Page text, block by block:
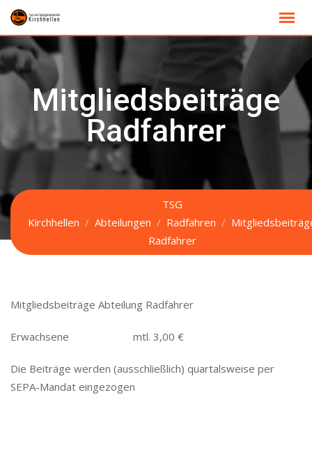
Skip
content
Mitgliedsbeiträge
Radfahrer
TSG
Kirchhellen / Abteilungen / Radfahren /
Radfahrer
Mitgliedsbeiträge Abteilung Radfahrer
Erwachsene mtl. 3,00 €
Die Beiträge werden (ausschließlich) quartalsweise per
SEPA-Mandat eingezogen